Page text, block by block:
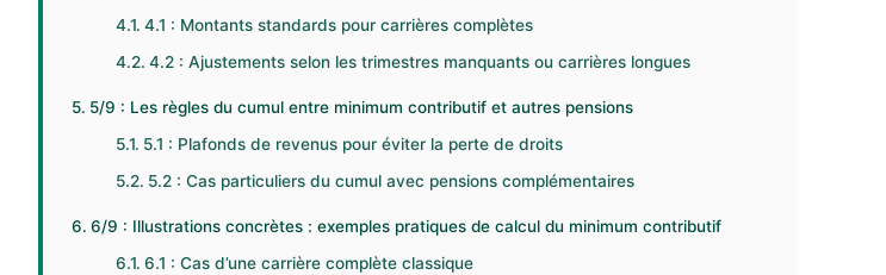
4.1 : Montants standards pour carrières complètes
4.2 : Ajustements selon les trimestres manquants ou carrières longues
5/9 : Les règles du cumul entre minimum contributif et autres pensions
5.1 : Plafonds de revenus pour éviter la perte de droits
5.2 : Cas particuliers du cumul avec pensions complémentaires
6/9 : Illustrations concrètes : exemples pratiques de calcul du minimum contributif
6.1 : Cas d’une carrière complète classique